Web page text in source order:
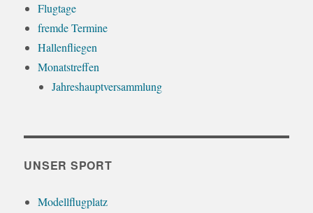
Flugtage
fremde Termine
Hallenfliegen
Monatstreffen
Jahreshauptversammlung
UNSER SPORT
Modellflugplatz